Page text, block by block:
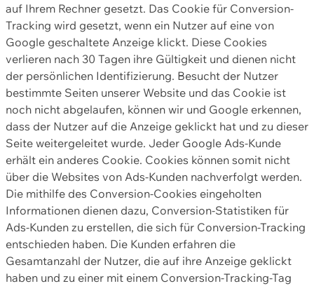
auf Ihrem Rechner gesetzt. Das Cookie für Conversion-
Tracking wird gesetzt, wenn ein Nutzer auf eine von
Google geschaltete Anzeige klickt. Diese Cookies
verlieren nach 30 Tagen ihre Gültigkeit und dienen nicht
der persönlichen Identifizierung. Besucht der Nutzer
bestimmte Seiten unserer Website und das Cookie ist
noch nicht abgelaufen, können wir und Google erkennen,
dass der Nutzer auf die Anzeige geklickt hat und zu dieser
Seite weitergeleitet wurde. Jeder Google Ads-Kunde
erhält ein anderes Cookie. Cookies können somit nicht
über die Websites von Ads-Kunden nachverfolgt werden.
Die mithilfe des Conversion-Cookies eingeholten
Informationen dienen dazu, Conversion-Statistiken für
Ads-Kunden zu erstellen, die sich für Conversion-Tracking
entschieden haben. Die Kunden erfahren die
Gesamtanzahl der Nutzer, die auf ihre Anzeige geklickt
haben und zu einer mit einem Conversion-Tracking-Tag